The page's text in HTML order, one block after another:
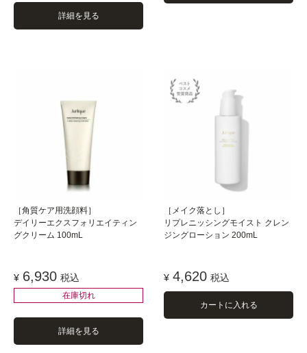
詳細を見る
［角質ケア用洗顔料］
デイリーエクスフォリエイティン
グクリーム 100mL
¥ 6,930 税込
在庫切れ
詳細を見る
［メイク落とし］
リプレニッシングモイスト クレン
ジングローション 200mL
¥ 4,620 税込
カートに入れる